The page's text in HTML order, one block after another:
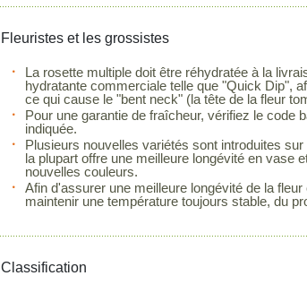
Fleuristes et les grossistes
La rosette multiple doit être réhydratée à la
hydratante commerciale telle que "Quick Dip",
ce qui cause le "bent neck" (la tête de la fleur
Pour une garantie de fraîcheur, vérifiez le code
indiquée.
Plusieurs nouvelles variétés sont introduites
la plupart offre une meilleure longévité en vase
nouvelles couleurs.
Afin d'assurer une meilleure longévité de la
maintenir une température toujours stable, du
Classification